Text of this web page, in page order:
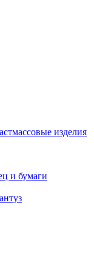
изделия
и бумаги